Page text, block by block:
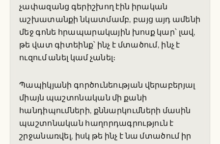
չափազանց գերիշխող էին իրական
աշխատանքի նկատմամբ, բայց այդ ամենի
մեջ գոնե հրապարակային խոսք կար՝ լավ,
թե վատ գիտեինք՝ ինչ է մտածում, ինչ է
ուզում անել կամ չանել։
Պապիկյանի գործունեության վերաբերյալ
միայն պաշտոնական մի քանի
հանդիպումների, քննարկումների մասին
պաշտոնական հաղորդագրություն է
շրջանառվել, իսկ թե ինչ է նա մտածում իր